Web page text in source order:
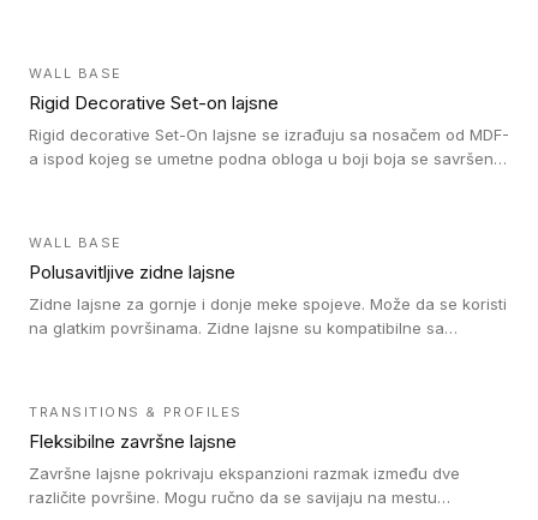
WALL BASE
Rigid Decorative Set-on lajsne
Rigid decorative Set-On lajsne se izrađuju sa nosačem od MDF-
a ispod kojeg se umetne podna obloga u boji boja se savršeno
WALL BASE
Polusavitljive zidne lajsne
Zidne lajsne za gornje i donje meke spojeve. Može da se koristi
na glatkim površinama. Zidne lajsne su kompatibilne sa
TRANSITIONS & PROFILES
Fleksibilne završne lajsne
Završne lajsne pokrivaju ekspanzioni razmak između dve
različite površine. Mogu ručno da se savijaju na mestu